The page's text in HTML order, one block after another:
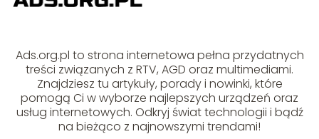
Ads.org.pl to strona internetowa pełna przydatnych
treści związanych z RTV, AGD oraz multimediami.
Znajdziesz tu artykuły, porady i nowinki, które
pomogą Ci w wyborze najlepszych urządzeń oraz
usług internetowych. Odkryj świat technologii i bądź
na bieżąco z najnowszymi trendami!